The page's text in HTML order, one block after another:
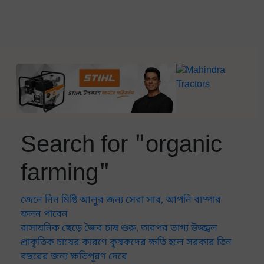
Search for "organic
farming"
জেনে নিন মিষ্টি আলুর জন্য সেরা সার, আপনি বাম্পার
ফলন পাবেন
রাসায়নিক ছেড়ে জৈব চাষ শুরু, তারপর ভাগ্য উজ্জ্বল
প্রাকৃতিক চাষের কারণে কৃষকদের ক্ষতি হলে সরকার তিন
বছরের জন্য ক্ষতিপূরণ দেবে